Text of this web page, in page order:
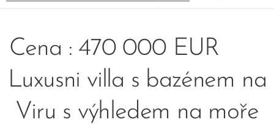
Cena : 470 000 EUR
Luxusni villa s bazénem na
Viru s výhledem na moře